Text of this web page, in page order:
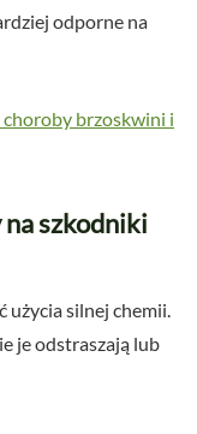
odporne na
choroby brzoskwini i
szkodniki
użycia silnej chemii.
je odstraszają lub